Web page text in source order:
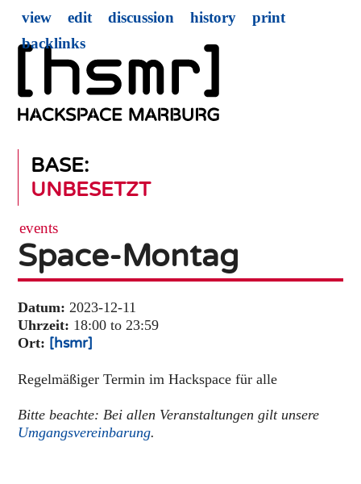
BASE:
UNBESETZT
view edit discussion history
print
backlinks
events
Space-Montag
Datum: 2023-12-11
Uhrzeit: 18:00 to 23:59
Ort: [hsmr]
Regelmäßiger Termin im Hackspace für alle
Bitte beachte: Bei allen Veranstaltungen gilt unsere
Umgangsvereinbarung.